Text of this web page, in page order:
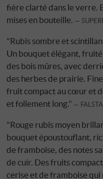
fière clarté dans le verre.
mises en bouteille.
"Rubis sombre et
Un bouquet élégant,
des bois mûres, avec
des herbes de prairie.
fruit compact au cœur et
et follement long."
"Rouge rubis moyen
bouquet époustouflant,
de framboise, des notes
de cuir. Des fruits
cerise et de framboise